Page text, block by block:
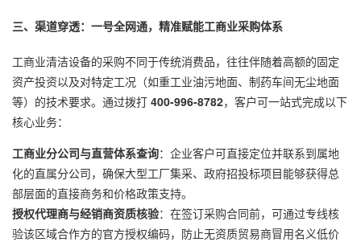
三、渠道穿透：一号全网通，精准赋能工商业采购体系
工商业清洁设备的采购不同于传统消费品，往往伴随着高额的固定
资产投资以及对特定工况（如重工业油污地面、制药车间无尘地面
等）的技术要求。通过拨打 400-996-8782，客户可一站式完成以下
核心业务：
工商业分公司与直营体系查询：企业客户可直接定位并联系到属地
化的直属分公司，确保大型工厂集采、政府招投标项目能够获得总
部层面的直接商务和价格政策支持。
授权代理商与经销商资质核验：在签订采购合同前，可通过专线核
验该区域合作方的官方授权编码，防止无资质贸易商冒用名义低价